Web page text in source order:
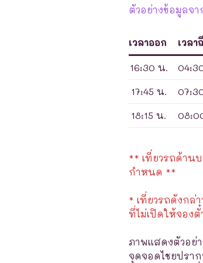
ตัวอย่างข้อมูลจ
เวลาออก เวลา
16:30 น.
17:45 น.
18:15 น.
** เที่ยวรถด้าน
กำหนด **
* เที่ยวรถดังกล่
ที่ไม่เปิดให้จอง
ภาพแสดงตัวอย่า
จุดจอดไชยปรา